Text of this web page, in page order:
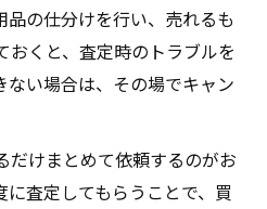
の仕分けを行い、売れるも
おくと、査定時のトラブルを
ない場合は、その場でキャン
だけまとめて依頼するのがお
査定してもらうことで、買